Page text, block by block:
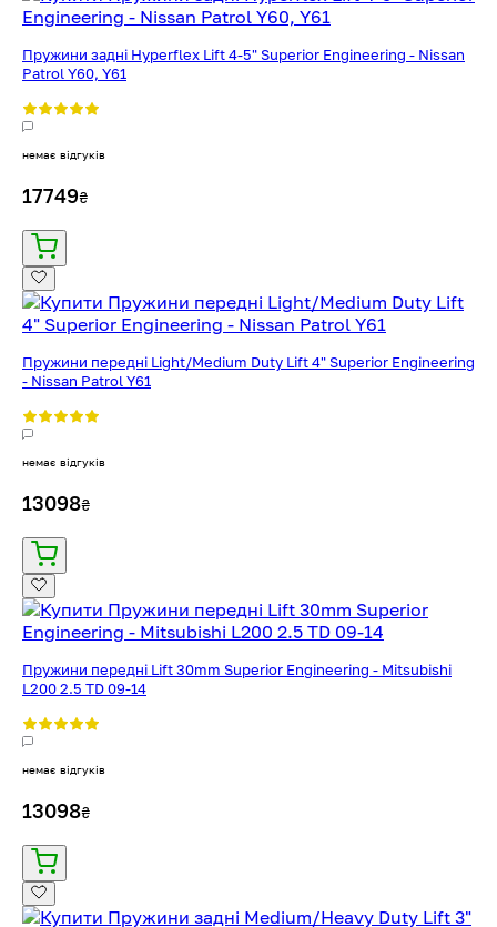
Пружини задні Hyperflex Lift 4-5" Superior Engineering - Nissan
Patrol Y60, Y61
немає відгуків
17749₴
Пружини передні Light/Medium Duty Lift 4" Superior Engineering
- Nissan Patrol Y61
немає відгуків
13098₴
Пружини передні Lift 30mm Superior Engineering - Mitsubishi
L200 2.5 TD 09-14
немає відгуків
13098₴